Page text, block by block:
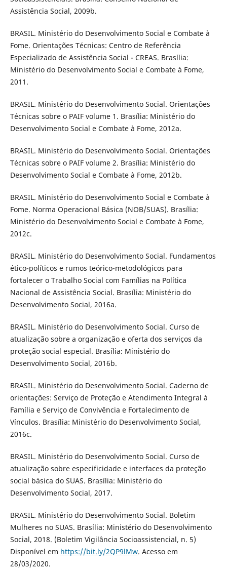
Assistência Social, 2009b.
BRASIL. Ministério do Desenvolvimento Social e Combate à
Fome. Orientações Técnicas: Centro de Referência
Especializado de Assistência Social - CREAS. Brasília:
Ministério do Desenvolvimento Social e Combate à Fome,
2011.
BRASIL. Ministério do Desenvolvimento Social. Orientações
Técnicas sobre o PAIF volume 1. Brasília: Ministério do
Desenvolvimento Social e Combate à Fome, 2012a.
BRASIL. Ministério do Desenvolvimento Social. Orientações
Técnicas sobre o PAIF volume 2. Brasília: Ministério do
Desenvolvimento Social e Combate à Fome, 2012b.
BRASIL. Ministério do Desenvolvimento Social e Combate à
Fome. Norma Operacional Básica (NOB/SUAS). Brasília:
Ministério do Desenvolvimento Social e Combate à Fome,
2012c.
BRASIL. Ministério do Desenvolvimento Social. Fundamentos
ético-políticos e rumos teórico-metodológicos para
fortalecer o Trabalho Social com Famílias na Política
Nacional de Assistência Social. Brasília: Ministério do
Desenvolvimento Social, 2016a.
BRASIL. Ministério do Desenvolvimento Social. Curso de
atualização sobre a organização e oferta dos serviços da
proteção social especial. Brasília: Ministério do
Desenvolvimento Social, 2016b.
BRASIL. Ministério do Desenvolvimento Social. Caderno de
orientações: Serviço de Proteção e Atendimento Integral à
Família e Serviço de Convivência e Fortalecimento de
Vínculos. Brasília: Ministério do Desenvolvimento Social,
2016c.
BRASIL. Ministério do Desenvolvimento Social. Curso de
atualização sobre especificidade e interfaces da proteção
social básica do SUAS. Brasília: Ministério do
Desenvolvimento Social, 2017.
BRASIL. Ministério do Desenvolvimento Social. Boletim
Mulheres no SUAS. Brasília: Ministério do Desenvolvimento
Social, 2018. (Boletim Vigilância Socioassistencial, n. 5)
Disponível em https://bit.ly/2QP9lMw. Acesso em
28/03/2020.